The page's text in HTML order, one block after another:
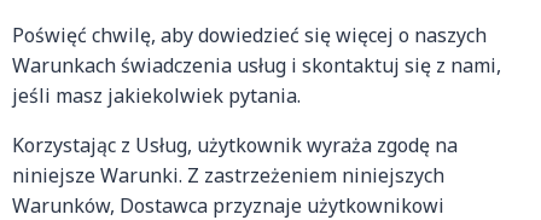
Poświęć chwilę, aby dowiedzieć się więcej o naszych
Warunkach świadczenia usług i skontaktuj się z nami,
jeśli masz jakiekolwiek pytania.
Korzystając z Usług, użytkownik wyraża zgodę na
niniejsze Warunki. Z zastrzeżeniem niniejszych
Warunków, Dostawca przyznaje użytkownikowi